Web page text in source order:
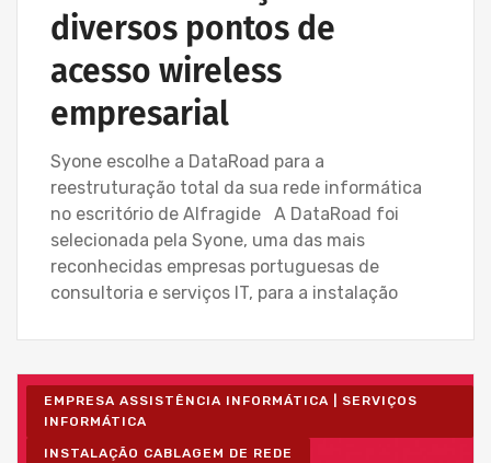
diversos pontos de
acesso wireless
empresarial
Syone escolhe a DataRoad para a
reestruturação total da sua rede informática
no escritório de Alfragide A DataRoad foi
selecionada pela Syone, uma das mais
reconhecidas empresas portuguesas de
consultoria e serviços IT, para a instalação
EMPRESA ASSISTÊNCIA INFORMÁTICA | SERVIÇOS
INFORMÁTICA
INSTALAÇÃO CABLAGEM DE REDE